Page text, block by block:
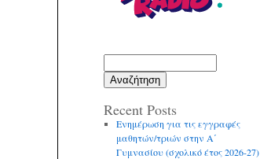
Αναζήτηση
Recent Posts
Ενημέρωση για τις εγγραφές
μαθητών/τριών στην Α΄
Γυμνασίου (σχολικό έτος 2026-27)